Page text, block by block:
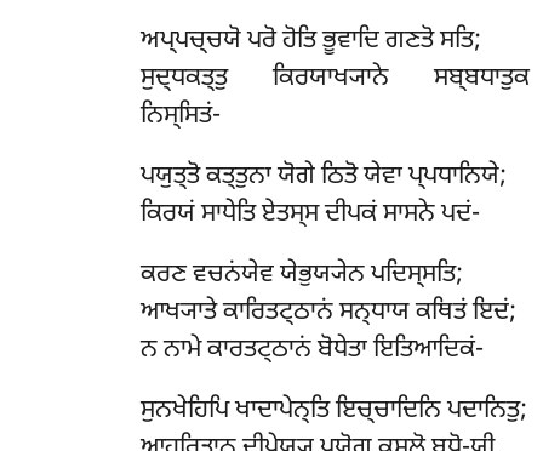
ਅਪ੍ਪਚ੍ਚਯੋਪਰੋ ਹੋਤਿ ਭੂਵਾਦਿ ਗਣਤੋ ਸਤਿ;
ਸੁਦ੍ਧਕਤ੍ਤੁ ਕਿਰਯਾਖ੍ਯਾਨੇ ਸਬ੍ਬਧਾਤੁਕ
ਨਿਸ੍ਸਿਤਂ-
ਪਯੁਤ੍ਤੋਕਤ੍ਤੁਨਾ ਯੋਗੇ ਠਿਤੋ ਯੇਵਾ ਪ੍ਪਧਾਨਿਯੇ;
ਕਿਰਯਂ ਸਾਧੇਤਿ ਏਤਸ੍ਸ ਦੀਪਕਂ ਸਾਸਨੇ ਪਦਂ-
ਕਰਣ ਵਚਨਂਯੇਵ ਯੇਭੁਯ੍ਯੇਨ ਪਦਿਸ੍ਸਤਿ;
ਆਖ੍ਯਾਤੇ ਕਾਰਿਤਟ੍ਠਾਨਂ ਸਨ੍ਧਾਯ ਕਥਿਤਂ ਇਦਂ;
ਨ ਨਾਮੇ ਕਾਰਤਟ੍ਠਾਨਂ ਬੋਧੇਤਾ ਇਤਿਆਦਿਕਂ-
ਸੁਨਖੇਹਿਪਿ ਖਾਦਾਪੇਨ੍ਤਿ ਇਚ੍ਚਾਦਿਨਿ ਪਦਾਨਿਤੁ;